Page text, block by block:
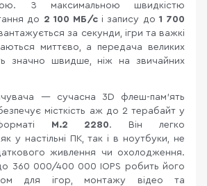
З максимальною швидкістю
до 2 100 МБ/с і запису до 1 700
за секунди, ігри та важкі
миттєво, а передача великих
значно швидше, ніж на звичайних
— сучасна 3D флеш-пам’ять
місткість аж до 2 терабайт у
M.2 2280. Він легко
у настільні ПК, так і в ноутбуки, не
живлення чи охолодження.
360 000/400 000 IOPS робить його
для ігор, монтажу відео та